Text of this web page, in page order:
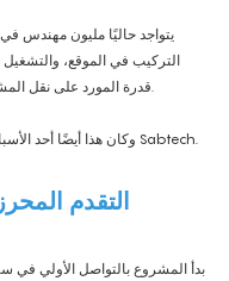
يتواجد حاليًا مليون مهندس
التركيب في الموقع،
قدرة المورد على نقل المشروع من مرحلة التصميم إلى مرحلة التنفيذ الفعلي.
وكان هذا أيضًا أحد الأسباب المهمة التي دفعت العميل إلى تأكيد التعاون مع Sabtech.
التقدم